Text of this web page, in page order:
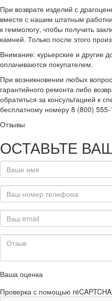
При возврате изделий с
вместе с нашим штатным
к геммологу, чтобы получить
камней. Только после этого
Внимание: курьерские и другие
оплачиваются покупателем.
При возникновении любых
гарантийного ремонта либо
обратиться за консультацией к
бесплатному номеру 8 (800)
Отзывы
ОСТАВЬТЕ
Ваша оценка
Проверка с помощью